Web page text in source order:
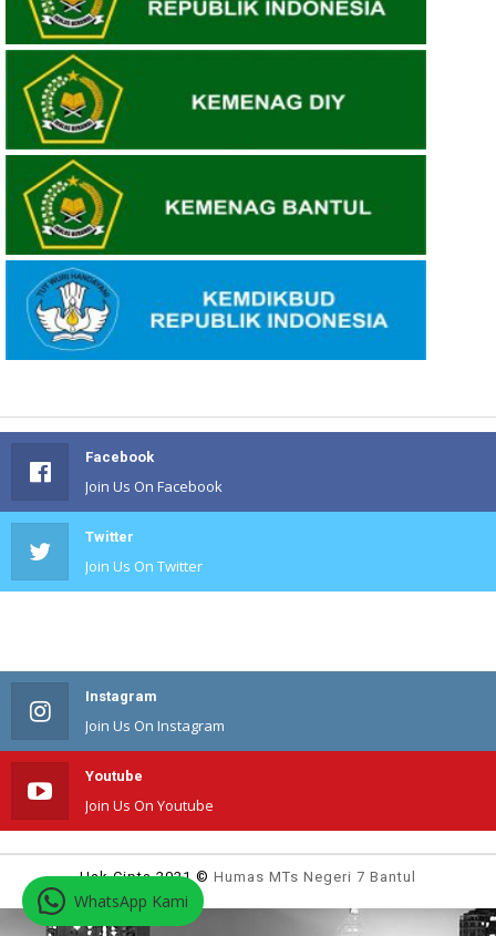
Facebook
Join Us On Facebook
Twitter
Join Us On Twitter
Instagram
Join Us On Instagram
Youtube
Join Us On Youtube
Hak Cipta 2021 © Humas MTs Negeri 7 Bantul
WhatsApp Kami